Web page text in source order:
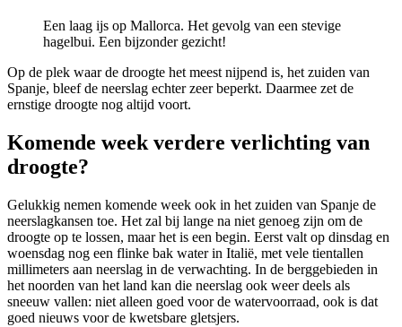
Een laag ijs op Mallorca. Het gevolg van een stevige
hagelbui. Een bijzonder gezicht!
Op de plek waar de droogte het meest nijpend is, het zuiden van
Spanje, bleef de neerslag echter zeer beperkt. Daarmee zet de
ernstige droogte nog altijd voort.
Komende week verdere verlichting van
droogte?
Gelukkig nemen komende week ook in het zuiden van Spanje de
neerslagkansen toe. Het zal bij lange na niet genoeg zijn om de
droogte op te lossen, maar het is een begin. Eerst valt op dinsdag en
woensdag nog een flinke bak water in Italië, met vele tientallen
millimeters aan neerslag in de verwachting. In de berggebieden in
het noorden van het land kan die neerslag ook weer deels als
sneeuw vallen: niet alleen goed voor de watervoorraad, ook is dat
goed nieuws voor de kwetsbare gletsjers.